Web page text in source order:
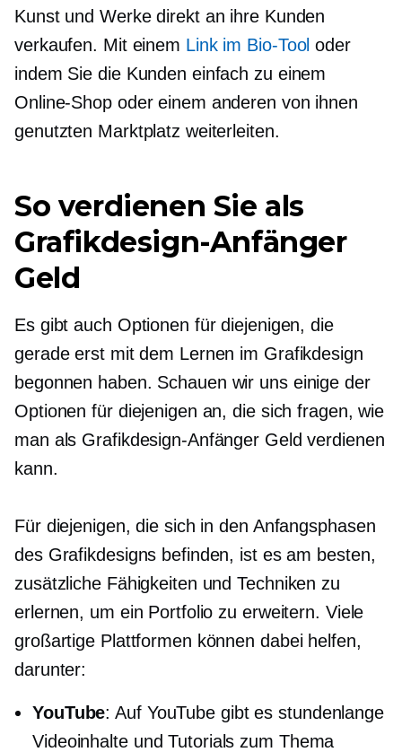
Kunst und Werke direkt an ihre Kunden
verkaufen. Mit einem Link im Bio-Tool oder
indem Sie die Kunden einfach zu einem
Online-Shop oder einem anderen von ihnen
genutzten Marktplatz weiterleiten.
So verdienen Sie als
Grafikdesign-Anfänger
Geld
Es gibt auch Optionen für diejenigen, die
gerade erst mit dem Lernen im Grafikdesign
begonnen haben. Schauen wir uns einige der
Optionen für diejenigen an, die sich fragen, wie
man als Grafikdesign-Anfänger Geld verdienen
kann.
Für diejenigen, die sich in den Anfangsphasen
des Grafikdesigns befinden, ist es am besten,
zusätzliche Fähigkeiten und Techniken zu
erlernen, um ein Portfolio zu erweitern. Viele
großartige Plattformen können dabei helfen,
darunter:
YouTube: Auf YouTube gibt es stundenlange
Videoinhalte und Tutorials zum Thema